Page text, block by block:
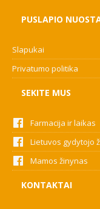
PUSLAPIO
Slapukai
Privatumo politika
SEKITE MUS
Farmacija ir laikas
Lietuvos gydytojo
Mamos žinynas
KONTAKTAI